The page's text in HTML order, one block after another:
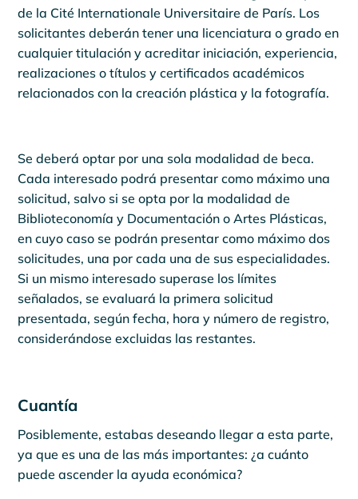
de la Cité Internationale Universitaire de París. Los
solicitantes deberán tener una licenciatura o grado en
cualquier titulación y acreditar iniciación, experiencia,
realizaciones o títulos y certificados académicos
relacionados con la creación plástica y la fotografía.
Se deberá optar por una sola modalidad de beca.
Cada interesado podrá presentar como máximo una
solicitud, salvo si se opta por la modalidad de
Biblioteconomía y Documentación o Artes Plásticas,
en cuyo caso se podrán presentar como máximo dos
solicitudes, una por cada una de sus especialidades.
Si un mismo interesado superase los límites
señalados, se evaluará la primera solicitud
presentada, según fecha, hora y número de registro,
considerándose excluidas las restantes.
Cuantía
Posiblemente, estabas deseando llegar a esta parte,
ya que es una de las más importantes: ¿a cuánto
puede ascender la ayuda económica?